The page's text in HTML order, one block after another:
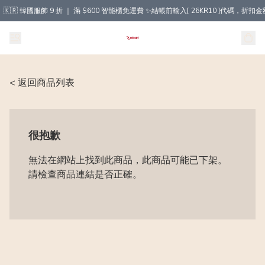
🇰🇷 韓國服飾 9 折 ｜ 滿 $600 智能櫃免運費 ✨結帳前輸入[ 26KR10 ]代碼，折扣金
< 返回商品列表
很抱歉
無法在網站上找到此商品，此商品可能已下架。
請檢查商品連結是否正確。